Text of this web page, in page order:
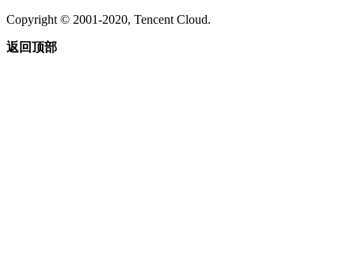
Copyright © 2001-2020, Tencent Cloud.
返回顶部